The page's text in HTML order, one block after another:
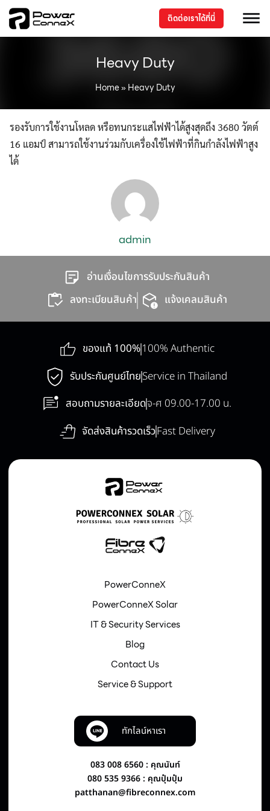
ติดต่อเราได้ที่นี่
Heavy Duty
Home»Heavy Duty
รองรับการใช้งานโหลด หรือทนกระแสไฟฟ้าได้สูงสุดถึง 3680 วัตต์
16 แอมป์ สามารถใช้งานร่วมกับเครื่องใช้ไฟฟ้าที่กินกำลังไฟฟ้าสูง
ได้
admin
อ่านเงื่อนไขการรับประกันสินค้า
ลงทะเบียนสินค้า
แจ้งเคลมสินค้า
ของแท้ 100%100% Authentic
รับประกันศูนย์ไทยService in Thailand
สอบถามรายละเอียดจ-ศ 09.00-17.00 น.
จัดส่งสินค้ารวดเร็วFast Delivery
PowerConneX
PowerConneX Solar
IT & Security Services
Blog
Contact Us
Service & Support
ทักไลน์หาเรา
083 008 6560 : คุณนันท์
080 535 9366 : คุณปุ๋มปุ๋ม
patthanan@fibreconnex.com